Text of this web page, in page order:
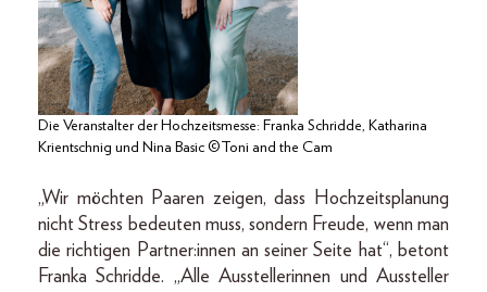
Die Veranstalter der Hochzeitsmesse: Franka Schridde, Katharina
Krientschnig und Nina Basic ©Toni and the Cam
„Wir möchten Paaren zeigen, dass Hochzeitsplanung
nicht Stress bedeuten muss, sondern Freude, wenn man
die richtigen Partner:innen an seiner Seite hat“, betont
Franka Schridde. „Alle Ausstellerinnen und Aussteller